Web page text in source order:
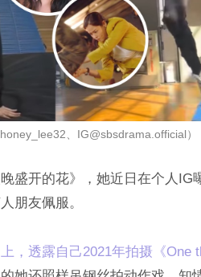
、IG@sbsdrama.official）
盛开的花》，她近日在个人IG
朋友佩服。
，透露自己2021年拍摄《One